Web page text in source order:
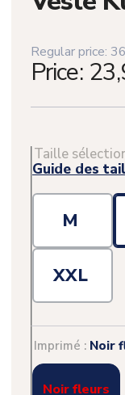
Regular price:
Price:
Taille
Guide des
M
XXL
Imprimé : Noir
Noir fleurs